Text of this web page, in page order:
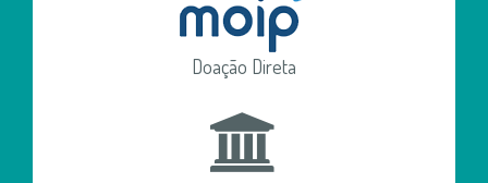
Doação Direta